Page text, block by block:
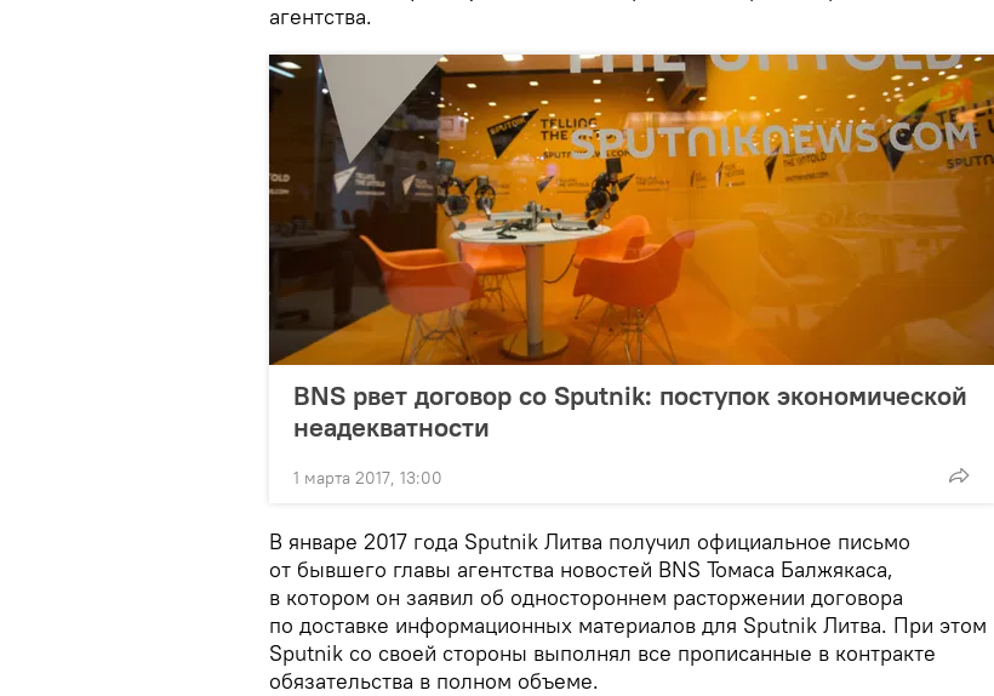
агентства.
BNS рвет договор со Sputnik: поступок экономической
неадекватности
1 марта 2017, 13:00
В январе 2017 года Sputnik Литва получил официальное письмо
от бывшего главы агентства новостей BNS Томаса Балжякаса,
в котором он заявил об одностороннем расторжении договора
по доставке информационных материалов для Sputnik Литва. При этом
Sputnik со своей стороны выполнял все прописанные в контракте
обязательства в полном объеме.